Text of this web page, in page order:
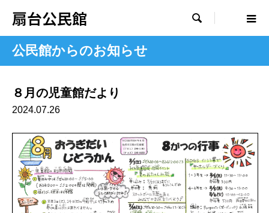
扇台公民館 
公民館からのお知らせ
８月の児童館だより
2024.07.26